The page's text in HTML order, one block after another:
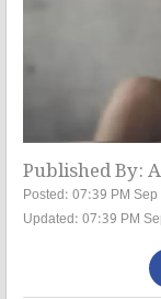
Published By:
Posted: 07:39 PM Sep
Updated: 07:39 PM